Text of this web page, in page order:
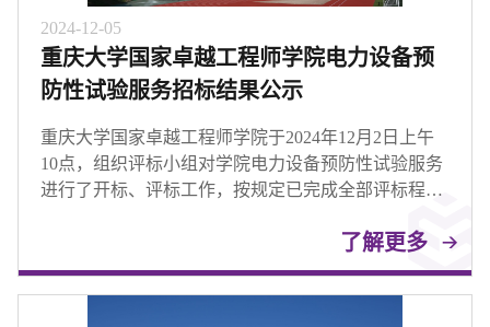
2024-12-05
重庆大学国家卓越工程师学院电力设备预
防性试验服务招标结果公示
重庆大学国家卓越工程师学院于2024年12月2日上午
10点，组织评标小组对学院电力设备预防性试验服务
进行了开标、评标工作，按规定已完成全部评标程
了解更多